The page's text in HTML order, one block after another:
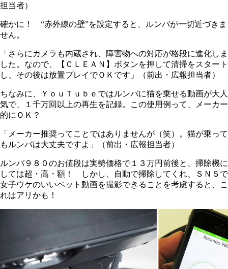
担当者）
確かに！ “赤外線の壁”を設定すると、ルンバが一切近づきま
せん。
「さらにカメラも内蔵され、障害物への対応が格段に進化しま
した。なので、【ＣＬＥＡＮ】ボタンを押して清掃をスタート
し、その後は放置プレイでＯＫです」（前出・広報担当者）
ちなみに、ＹｏｕＴｕｂｅではルンバに猫を乗せる動画が大人
気で、１千万回以上の再生を記録。この使用例って、メーカー
的にＯＫ？
「メーカー推奨ってことではありませんが（笑）。猫が乗って
もルンバは大丈夫ですよ」（前出・広報担当者）
ルンバ９８０のお値段は実勢価格で１３万円前後と、掃除機に
しては超・高・額！ しかし、自動で掃除してくれ、ＳＮＳで
女子ウケのいいペット動画を撮影できることを考慮すると、こ
れはアリかも！